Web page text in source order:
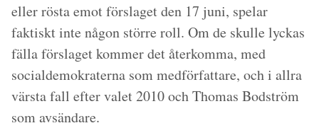
eller rösta emot förslaget den 17 juni, spelar
faktiskt inte någon större roll. Om de skulle lyckas
fälla förslaget kommer det återkomma, med
socialdemokraterna som medförfattare, och i allra
värsta fall efter valet 2010 och Thomas Bodström
som avsändare.